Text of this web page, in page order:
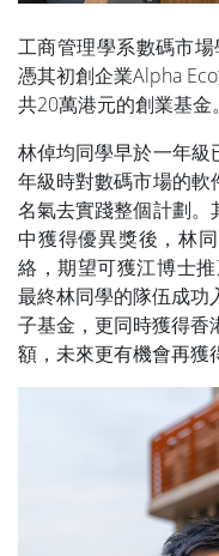
工商管理學系數碼市
憑其初創企業Alpha
共20萬港元的創業基金。
林倬均同學早於一年級
年級時對數碼市場的
名氣去實踐整個計劃。
中獲得優異獎後，林
絡，期望可獲江博士推
最終林同學的隊伍成功
子基金，更同時獲得香
額，未來更有機會再獲